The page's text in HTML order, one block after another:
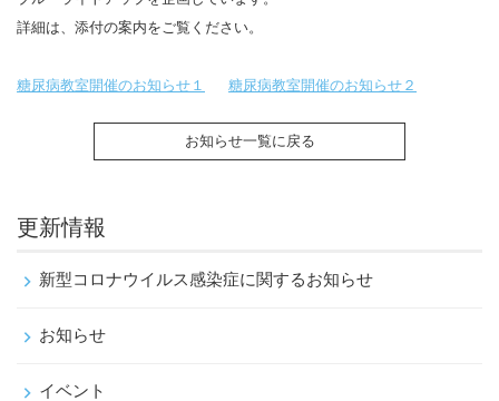
詳細は、添付の案内をご覧ください。
糖尿病教室開催のお知らせ１ 糖尿病教室開催のお知らせ２
お知らせ一覧に戻る
更新情報
新型コロナウイルス感染症に関するお知らせ
お知らせ
イベント